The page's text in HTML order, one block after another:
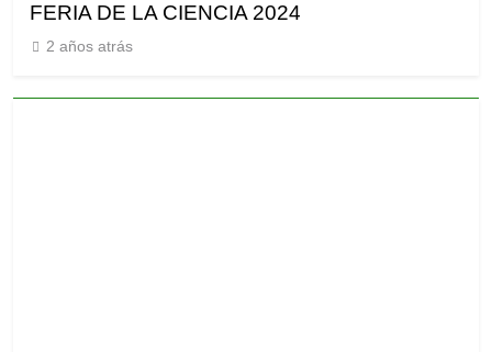
FERIA DE LA CIENCIA 2024
2 años atrás